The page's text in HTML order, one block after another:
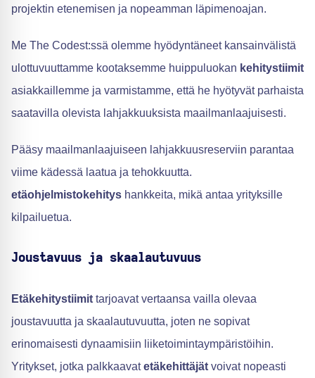
projektin etenemisen ja nopeamman läpimenoajan.
Me The Codest:ssä olemme hyödyntäneet kansainvälistä
ulottuvuuttamme kootaksemme huippuluokan kehitystiimit
asiakkaillemme ja varmistamme, että he hyötyvät parhaista
saatavilla olevista lahjakkuuksista maailmanlaajuisesti.
Pääsy maailmanlaajuiseen lahjakkuusreserviin parantaa
viime kädessä laatua ja tehokkuutta.
etäohjelmistokehitys hankkeita, mikä antaa yrityksille
kilpailuetua.
Joustavuus ja skaalautuvuus
Etäkehitystiimit tarjoavat vertaansa vailla olevaa
joustavuutta ja skaalautuvuutta, joten ne sopivat
erinomaisesti dynaamisiin liiketoimintaympäristöihin.
Yritykset, jotka palkkaavatetäkehittäjät voivat nopeasti